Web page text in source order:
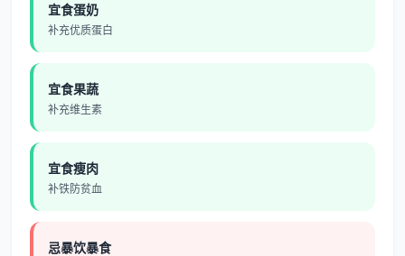
宜食蛋奶
补充优质蛋白
宜食果蔬
补充维生素
宜食瘦肉
补铁防贫血
忌暴饮暴食